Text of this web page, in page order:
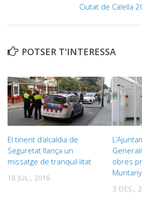
Ciutat de Calella
POTSER T'INTERESSA
El tinent d’alcaldia de
Seguretat llança un
missatge de tranquil·litat
18 JUL., 2016
obres
3 DES.,